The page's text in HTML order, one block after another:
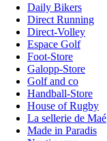
Daily Bikers
Direct Running
Direct-Volley
Espace Golf
Foot-Store
Galopp-Store
Golf and co
Handball-Store
House of Rugby
La sellerie de Maé
Made in Paradis